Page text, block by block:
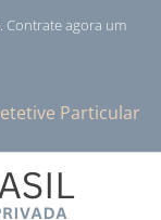
. Contrate agora um
Particular